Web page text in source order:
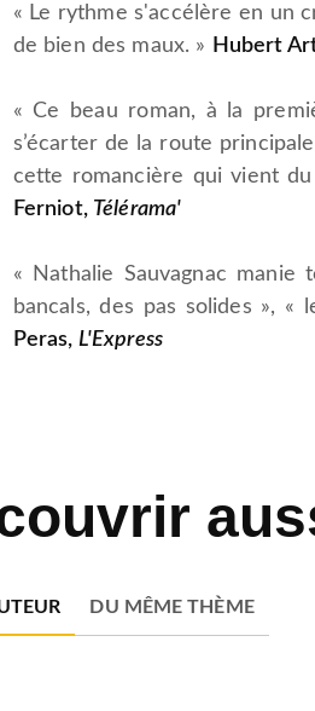
« Le rythme s'accélère en un
de bien des maux. » Hubert
« Ce beau roman, à la
s’écarter de la route
cette romancière qui vient
Ferniot, Télérama'
« Nathalie Sauvagnac
bancals, des pas solides », «
Peras, L'Express
DU MÊME THÈME